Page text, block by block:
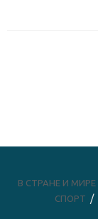
В СТРАНЕ И МИРЕ
СПОРТ